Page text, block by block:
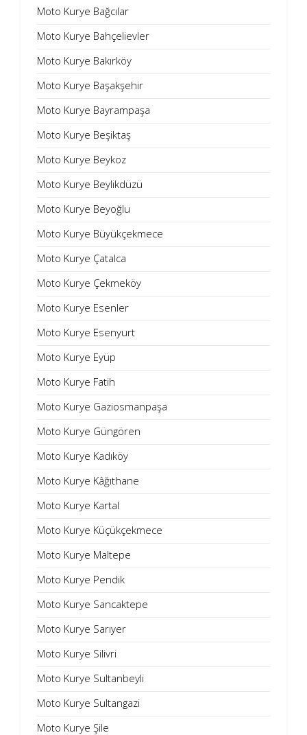
Moto Kurye Bağcılar
Moto Kurye Bahçelievler
Moto Kurye Bakırköy
Moto Kurye Başakşehir
Moto Kurye Bayrampaşa
Moto Kurye Beşiktaş
Moto Kurye Beykoz
Moto Kurye Beylikdüzü
Moto Kurye Beyoğlu
Moto Kurye Büyükçekmece
Moto Kurye Çatalca
Moto Kurye Çekmeköy
Moto Kurye Esenler
Moto Kurye Esenyurt
Moto Kurye Eyüp
Moto Kurye Fatih
Moto Kurye Gaziosmanpaşa
Moto Kurye Güngören
Moto Kurye Kadıköy
Moto Kurye Kâğıthane
Moto Kurye Kartal
Moto Kurye Küçükçekmece
Moto Kurye Maltepe
Moto Kurye Pendik
Moto Kurye Sancaktepe
Moto Kurye Sarıyer
Moto Kurye Silivri
Moto Kurye Sultanbeyli
Moto Kurye Sultangazi
Moto Kurye Şile